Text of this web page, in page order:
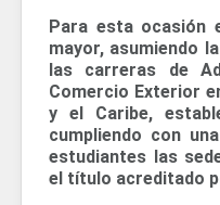
Para esta ocasión
mayor, asumiendo
las carreras de
Comercio Exterior
y el Caribe,
cumpliendo con
estudiantes las
el título acreditado